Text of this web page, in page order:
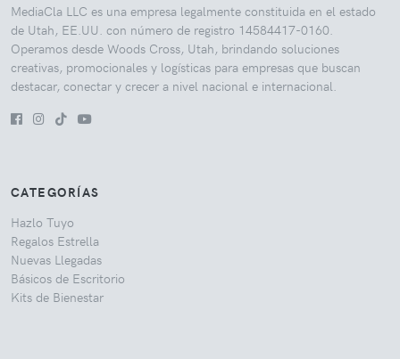
MediaCla LLC es una empresa legalmente constituida en el estado
de Utah, EE.UU. con número de registro 14584417-0160.
Operamos desde Woods Cross, Utah, brindando soluciones
creativas, promocionales y logísticas para empresas que buscan
destacar, conectar y crecer a nivel nacional e internacional.
CATEGORÍAS
Hazlo Tuyo
Regalos Estrella
Nuevas Llegadas
Básicos de Escritorio
Kits de Bienestar